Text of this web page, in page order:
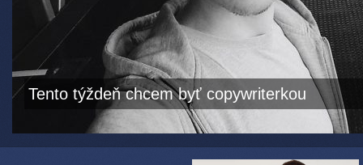
Tento týždeň chcem byť copywriterkou